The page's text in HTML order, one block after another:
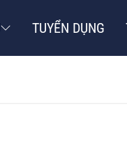
TUYỂN DỤNG